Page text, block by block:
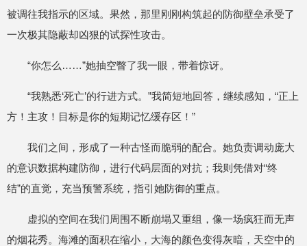
被调往我指示的区域。果然，那里刚刚构筑起的防御壁垒承受了
一次极其隐蔽却凶狠的试探性攻击。
“你怎么……”她抽空瞥了我一眼，带着惊讶。
“我熟悉‘死亡’的行进方式。”我简短地回答，继续感知，“正上
方！主攻！目标是你的短期记忆缓存区！”
我们之间，形成了一种古怪而脆弱的配合。她负责调动庞大
的意识数据构建防御，进行代码层面的对抗；我则凭借对“终
结”的直觉，充当预警系统，指引她防御的重点。
虚拟的空间在我们周围不断崩塌又重组，像一场疯狂而无声
的烟花秀。海滩的面积在缩小，大海的颜色变得灰暗，天空中的